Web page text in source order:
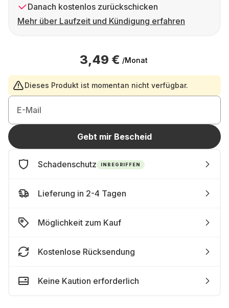
Danach kostenlos zurückschicken
Mehr über Laufzeit und Kündigung erfahren
3,49 € /Monat
Dieses Produkt ist momentan nicht verfügbar.
E-Mail
Gebt mir Bescheid
Schadenschutz INBEGRIFFEN
Lieferung in 2-4 Tagen
Möglichkeit zum Kauf
Kostenlose Rücksendung
Keine Kaution erforderlich